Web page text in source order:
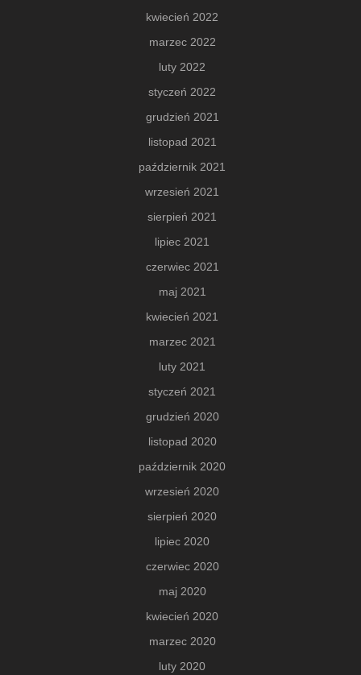
kwiecień 2022
marzec 2022
luty 2022
styczeń 2022
grudzień 2021
listopad 2021
październik 2021
wrzesień 2021
sierpień 2021
lipiec 2021
czerwiec 2021
maj 2021
kwiecień 2021
marzec 2021
luty 2021
styczeń 2021
grudzień 2020
listopad 2020
październik 2020
wrzesień 2020
sierpień 2020
lipiec 2020
czerwiec 2020
maj 2020
kwiecień 2020
marzec 2020
luty 2020